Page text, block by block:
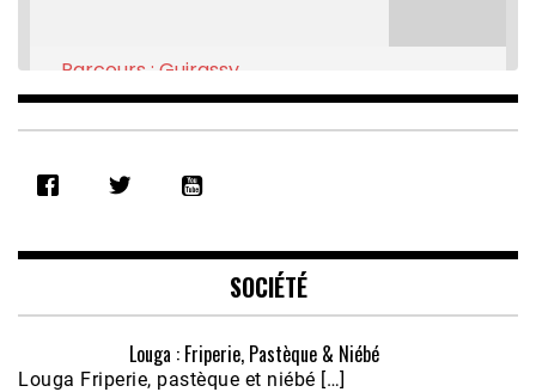
RSS FEED
EMBED
Parcours : Guirassy
Feb 16, 2021 • 28:08
SOCIÉTÉ
Louga : Friperie, Pastèque & Niébé
Louga Friperie, pastèque et niébé […]